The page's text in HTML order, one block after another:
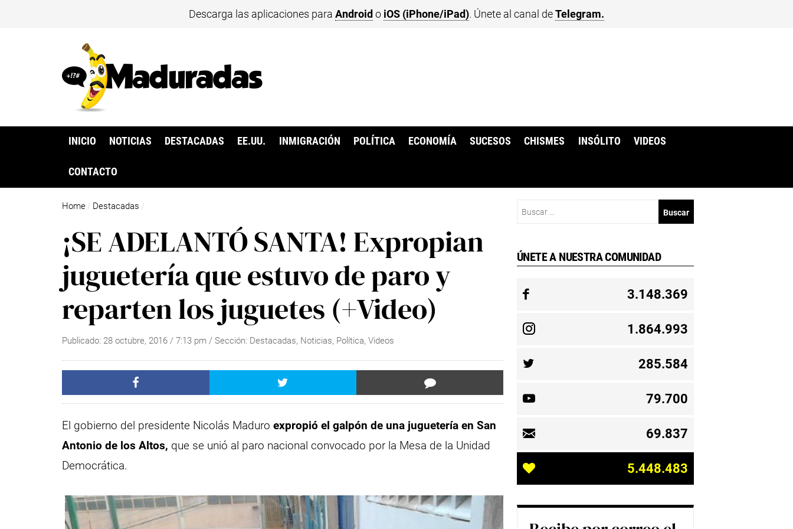
Descarga las aplicaciones para Android o iOS (iPhone/iPad). Únete al canal deTelegram.
INICIO NOTICIAS DESTACADAS EE.UU. INMIGRACIÓN POLÍTICA ECONOMÍA SUCESOS CHISMES INSÓLITO VIDEOS
CONTACTO
Home / Destacadas /
¡SE ADELANTÓ SANTA! Expropian
juguetería que estuvo de paro y
reparten los juguetes (+Video)
Publicado: 28 octubre, 2016 /7:13 pm/ Sección: Destacadas, Noticias, Política,Videos
El gobierno del presidente Nicolás Maduroexpropió el galpón de una juguetería en San
Antonio de los Altos, que se unió al paro nacional convocado por la Mesa de la Unidad
Democrática.
ÚNETE A NUESTRA COMUNIDAD
3.148.369
1.864.993
285.584
79.700
69.837
5.448.483